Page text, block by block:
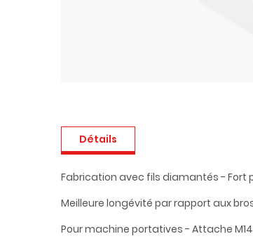
Détails
Fabrication avec fils diamantés - Fort
Meilleure longévité par rapport aux
Pour machine portatives - Attache